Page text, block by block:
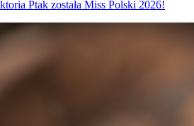
Ptak została Miss Polski 2026!